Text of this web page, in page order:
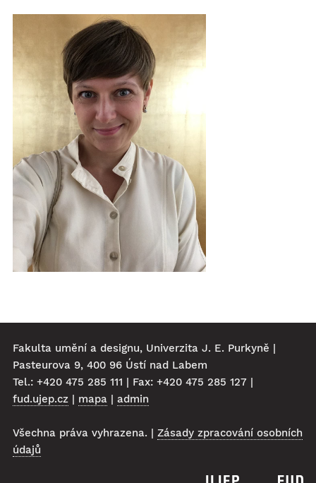
Fakulta umění a designu, Univerzita J. E. Purkyně |
Pasteurova 9, 400 96 Ústí nad Labem
Tel.: +420 475 285 111 | Fax: +420 475 285 127 |
fud.ujep.cz
mapa admin
Všechna práva vyhrazena. | Zásady zpracování osobních
údajů